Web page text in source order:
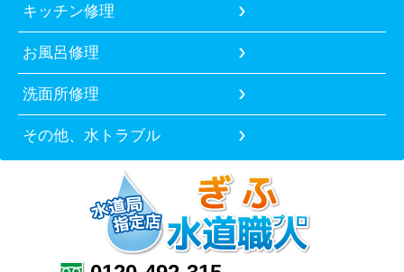
キッチン修理
お風呂修理
洗面所修理
その他、水トラブル